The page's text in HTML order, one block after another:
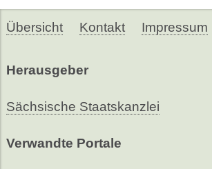
Übersicht Kontakt Impressum
Herausgeber
Sächsische Staatskanzlei
Verwandte Portale